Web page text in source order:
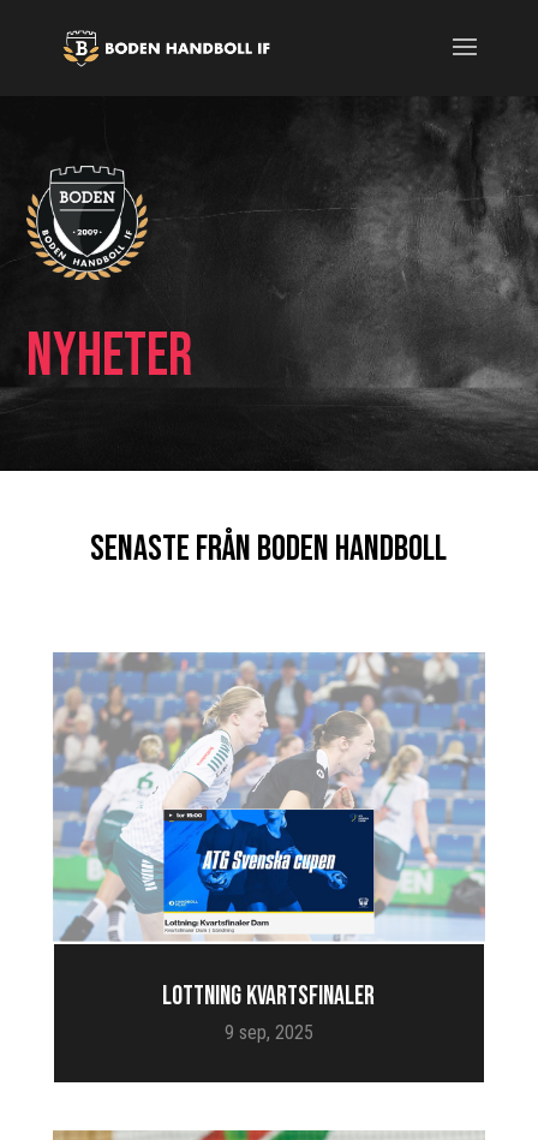
NYHETER
SENASTE FRÅN BODEN HANDBOLL
LOTTNING KVARTSFINALER
9 sep, 2025